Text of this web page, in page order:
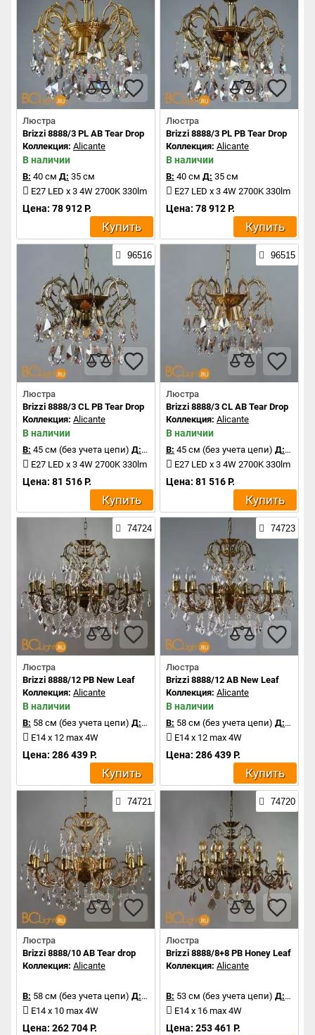
Люстра
Brizzi 8888/3 PL AB Tear Drop
Коллекция: Alicante
В наличии
В: 40 см Д: 35 см
E27 LED x 3 4W 2700K 330lm
Цена: 78 912 Р.
Купить
Люстра
Brizzi 8888/3 PL PB Tear Drop
Коллекция: Alicante
В наличии
В: 40 см Д: 35 см
E27 LED x 3 4W 2700K 330lm
Цена: 78 912 Р.
Купить
96516
Люстра
Brizzi 8888/3 CL PB Tear Drop
Коллекция: Alicante
В наличии
В: 45 см (без учета цепи) Д:35 см
E27 LED x 3 4W 2700K 330lm
Цена: 81 516 Р.
Купить
96515
Люстра
Brizzi 8888/3 CL AB Tear Drop
Коллекция: Alicante
В наличии
В: 45 см (без учета цепи) Д:35 см
E27 LED x 3 4W 2700K 330lm
Цена: 81 516 Р.
Купить
74724
Люстра
Brizzi 8888/12 PB New Leaf
Коллекция: Alicante
В наличии
В: 58 см (без учета цепи) Д:80 см
E14 x 12 max 4W
Цена: 286 439 Р.
Купить
74723
Люстра
Brizzi 8888/12 AB New Leaf
Коллекция: Alicante
В наличии
В: 58 см (без учета цепи) Д:80 см
E14 x 12 max 4W
Цена: 286 439 Р.
Купить
74721
Люстра
Brizzi 8888/10 AB Tear drop
Коллекция: Alicante
В: 58 см (без учета цепи) Д:80 см
E14 x 10 max 4W
Цена: 262 704 Р.
74720
Люстра
Brizzi 8888/8+8 PB Honey Leaf
Коллекция: Alicante
В: 53 см (без учета цепи) Д:83 см
E14 x 16 max 4W
Цена: 253 461 Р.